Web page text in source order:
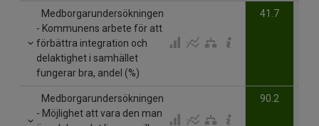
Medborgarundersökningen
- Kommunens arbete för att
förbättra integration och
delaktighet i samhället
fungerar bra, andel (%)
41.7
Medborgarundersökningen
- Möjlighet att vara den man
90.2